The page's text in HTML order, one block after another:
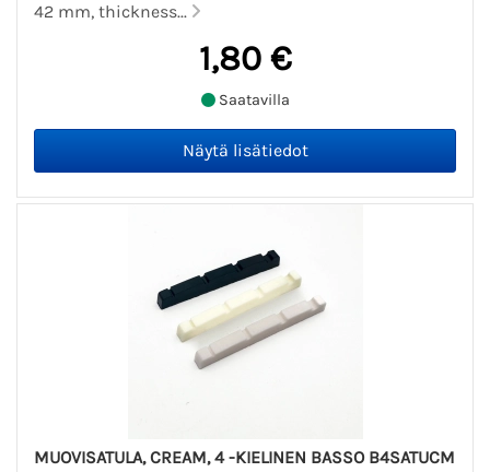
42 mm, thickness...
1,80 €
Saatavilla
MUOVISATULA, CREAM, 4 -KIELINEN BASSO B4SATUCM